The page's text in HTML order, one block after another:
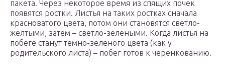
пакета. Через некоторое время из спящих почек
появятся ростки. Листья на таких ростках сначала
красноватого цвета, потом они становятся светло-
желтыми, затем – светло-зелеными. Когда листья на
побеге станут темно-зеленого цвета (как у
родительского листа) – побег готов к черенкованию.